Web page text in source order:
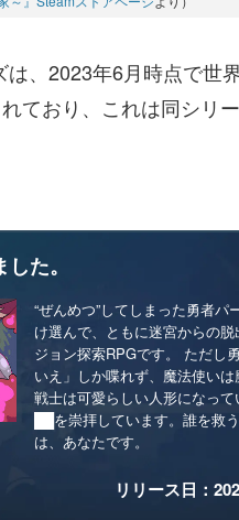
は、2023年6月時点で世
ており、これは同シリ
た。
“ぜんめつ”してしまった勇者パ
け選んで、ともに迷宮からの
ジョン探索RPGです。 ただし
いえ」しか喋れず、魔法使いは
戦士は可愛らしい人形になっ
██を崇拝しています。誰を救
は、あなたです。
リリース日：